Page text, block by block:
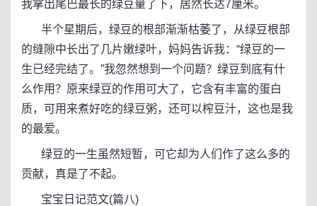
我拿出尾巴最长的绿豆量了下，居然长达7厘米。
半个星期后，绿豆的根部渐渐枯萎了，从绿豆根部
的缝隙中长出了几片嫩绿叶，妈妈告诉我：“绿豆的一
生已经完结了。”我忽然想到一个问题？绿豆到底有什
么作用？原来绿豆的作用可大了，它含有丰富的蛋白
质，可用来煮好吃的绿豆粥，还可以榨豆汁，这也是我
的最爱。
绿豆的一生虽然短暂，可它却为人们作了这么多的
贡献，真是了不起。
宝宝日记范文(篇八)